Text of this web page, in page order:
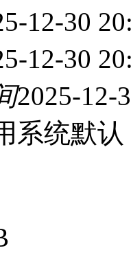
12-30
12-30
2025-12-
系统默认